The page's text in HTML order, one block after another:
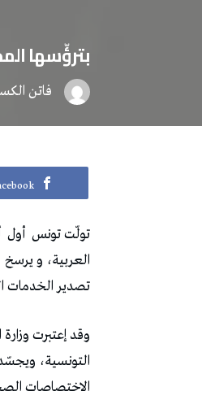
بترؤّسها
فاتن
تولّت تونس أول
العربية، و يرسخ
تصدير الخدمات
وقد إعتبرت
التونسية، ويجسّد
الاختصاصات